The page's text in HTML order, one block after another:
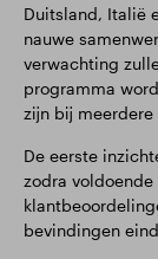
Duitsland, Italië
nauwe
verwachting
programma
zijn bij
De eerste
zodra
bevindingen